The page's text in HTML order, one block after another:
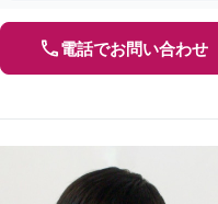
電話でお問い合わせ